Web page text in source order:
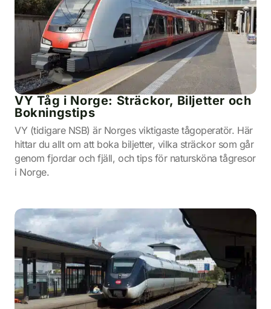
VY Tåg i Norge: Sträckor, Biljetter och
Bokningstips
VY (tidigare NSB) är Norges viktigaste tågoperatör. Här
hittar du allt om att boka biljetter, vilka sträckor som går
genom fjordar och fjäll, och tips för natursköna tågresor
i Norge.